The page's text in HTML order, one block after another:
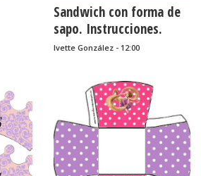
Sandwich con forma de
sapo. Instrucciones.
Ivette González - 12:00